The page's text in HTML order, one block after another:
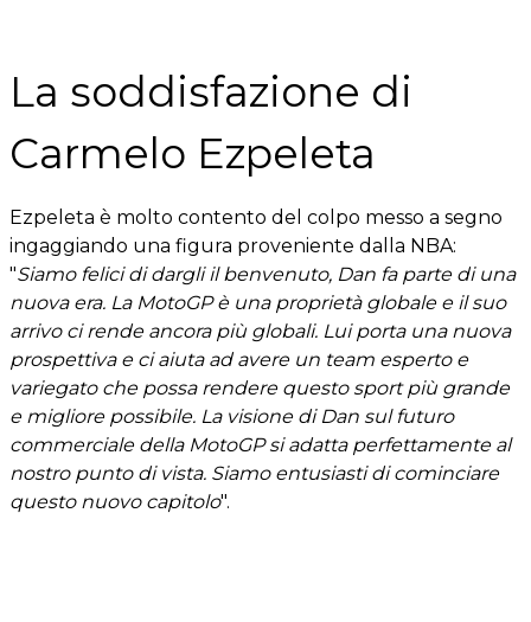
La soddisfazione di
Carmelo Ezpeleta
Ezpeleta è molto contento del colpo messo a segno
ingaggiando una figura proveniente dalla NBA:
"Siamo felici di dargli il benvenuto, Dan fa parte di una
nuova era. La MotoGP è una proprietà globale e il suo
arrivo ci rende ancora più globali. Lui porta una nuova
prospettiva e ci aiuta ad avere un team esperto e
variegato che possa rendere questo sport più grande
e migliore possibile. La visione di Dan sul futuro
commerciale della MotoGP si adatta perfettamente al
nostro punto di vista. Siamo entusiasti di cominciare
questo nuovo capitolo".